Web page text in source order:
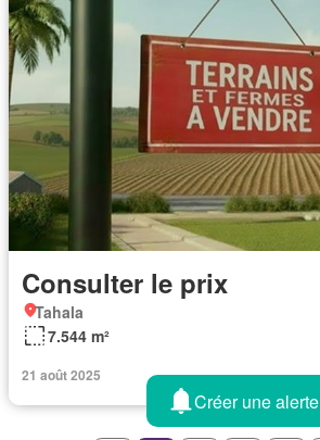
Consulter le prix
Tahala
7.544 m²
21 août 2025
Créer une alerte